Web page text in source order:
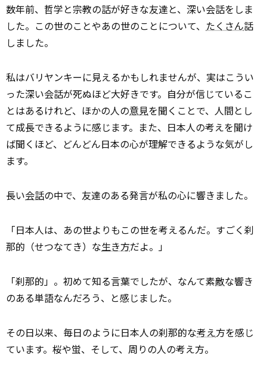
数年前、哲学と宗教の話が好きな友達と、深い会話をしま
した。この世のことやあの世のことについて、 たくさん話
しました。
私はバリヤンキーに見えるかもしれませんが、実はこうい
った深い会話が死ぬほど大好きです。自分が信じているこ
とはあるけれど、ほかの人の意見を聞くことで、人間とし
て成長できるように感じます。また、日本人の考えを聞け
ば聞くほど、どんどん日本の心が理解できるような気がし
ます。
長い会話の中で、友達のある発言が私の心に響きました。
「日本人は、あの世よりもこの世を考えるんだ。すごく刹
那的（せつなてき）な生き方だよ。」
「刹那的」。初めて知る言葉でしたが、なんて素敵な響き
のある単語なんだろう、と感じました。
その日以来、毎日のように日本人の刹那的な考え方を感じ
ています。桜や蛍、そして、周りの人の考え方――。